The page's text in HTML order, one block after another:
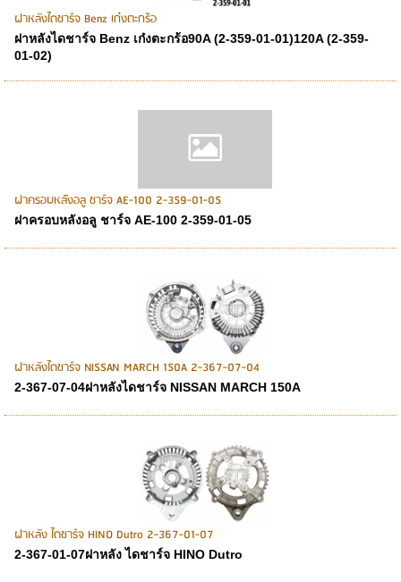
ฝาหลังไดชาร์จ Benz เก๋งตะกร้อ
ฝาหลังไดชาร์จ Benz เก๋งตะกร้อ90A (2-359-01-01)120A (2-359-
01-02)
ฝาครอบหลัังอลู ชาร์จ AE-100 2-359-01-05
ฝาครอบหลังอลู ชาร์จ AE-100 2-359-01-05
ฝาหลังไดชาร์จ NISSAN MARCH 150A 2-367-07-04
2-367-07-04ฝาหลังไดชาร์จ NISSAN MARCH 150A
ฝาหลัง ไดชาร์จ HINO Dutro 2-367-01-07
2-367-01-07ฝาหลัง ไดชาร์จ HINO Dutro